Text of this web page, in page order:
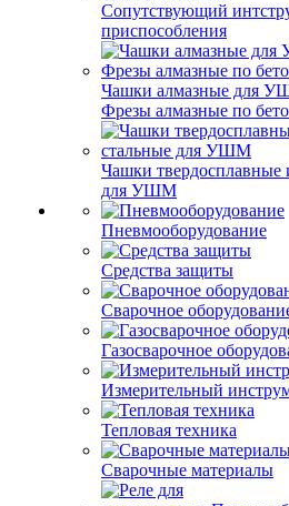
Сопутствующий
приспособления
Чашки алмазные для
Фрезы алмазные по
Чашки твердосплавные
для УШМ
Пневмооборудование
Средства защиты
Сварочное
Газосварочное
Измерительный
Тепловая техника
Сварочные материалы